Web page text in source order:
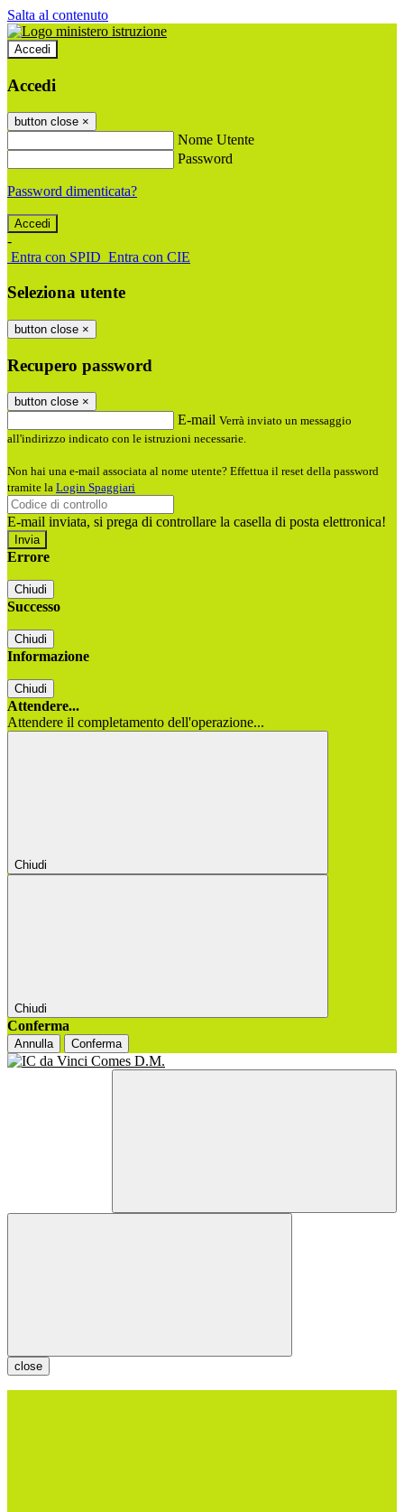
Salta al contenuto
Accedi
Accedi
button close ×
Nome Utente
Password
Password dimenticata?
-
Entra con SPID Entra con CIE
Seleziona utente
button close ×
Recupero password
button close ×
E-mail Verrà inviato un messaggio
all'indirizzo indicato con le istruzioni necessarie.
Non hai una e-mail associata al nome utente? Effettua il reset della password
tramite la Login Spaggiari
E-mail inviata, si prega di controllare la casella di posta elettronica!
Errore
Chiudi
Successo
Chiudi
Informazione
Chiudi
Attendere...
Attendere il completamento dell'operazione...
Chiudi
Chiudi
Conferma
Annulla Conferma
close